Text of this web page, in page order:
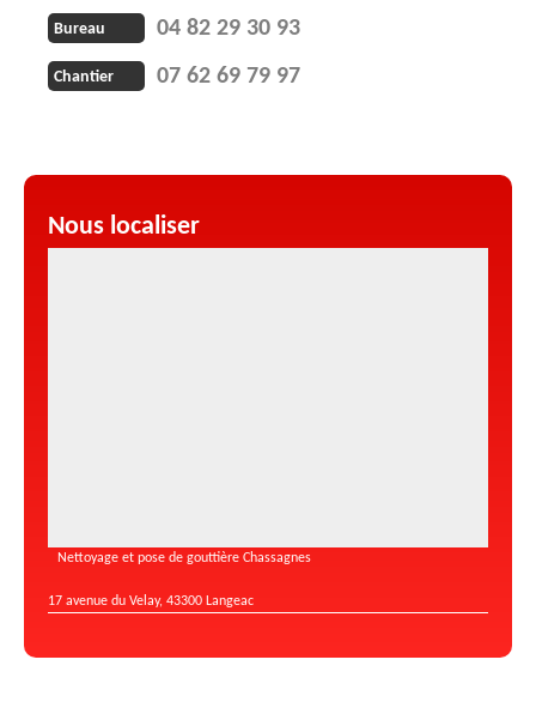
Bureau 04 82 29 30 93
Chantier 07 62 69 79 97
Nous localiser
Nettoyage et pose de gouttière Chassagnes
17 avenue du Velay, 43300 Langeac